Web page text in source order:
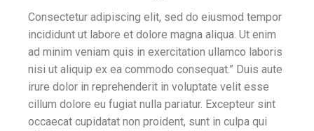
Consectetur adipiscing elit, sed do eiusmod tempor
incididunt ut labore et dolore magna aliqua. Ut enim
ad minim veniam quis in exercitation ullamco laboris
nisi ut aliquip ex ea commodo consequat.” Duis aute
irure dolor in reprehenderit in voluptate velit esse
cillum dolore eu fugiat nulla pariatur. Excepteur sint
occaecat cupidatat non proident, sunt in culpa qui